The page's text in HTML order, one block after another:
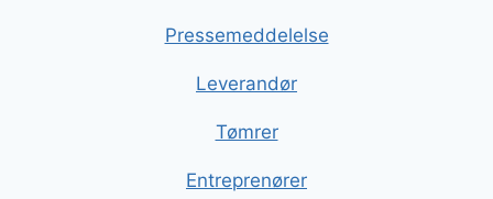
Pressemeddelelse
Leverandør
Tømrer
Entreprenører